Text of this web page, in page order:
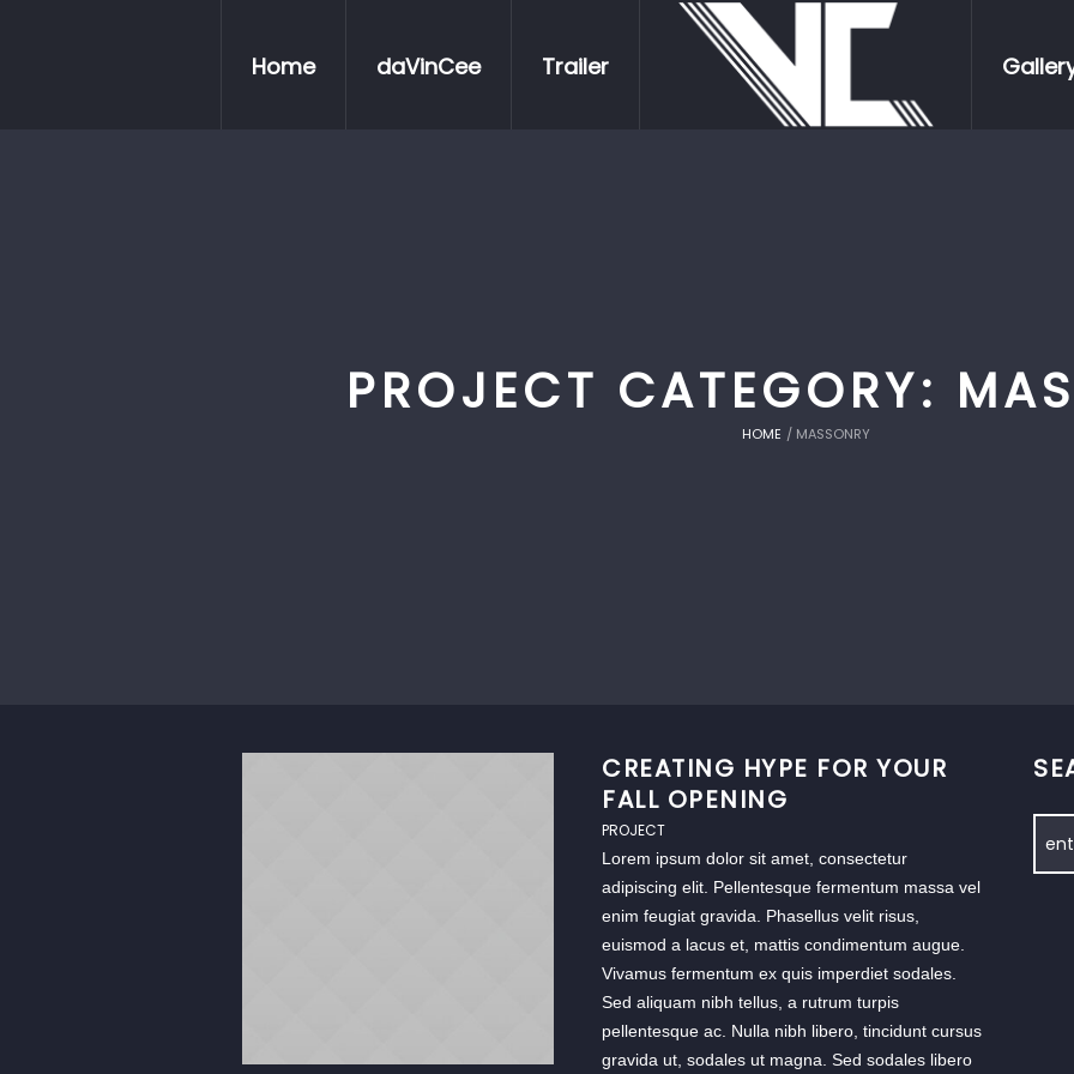
Home daVinCee Trailer
PROJECT CATEGORY:
HOME / MASSONRY
CREATING HYPE FOR YOUR
FALL OPENING
PROJECT
Lorem ipsum dolor sit amet, consectetur
adipiscing elit. Pellentesque fermentum massa vel
enim feugiat gravida. Phasellus velit risus,
euismod a lacus et, mattis condimentum augue.
Vivamus fermentum ex quis imperdiet sodales.
Sed aliquam nibh tellus, a rutrum turpis
pellentesque ac. Nulla nibh libero, tincidunt cursus
gravida ut, sodales ut magna. Sed sodales libero